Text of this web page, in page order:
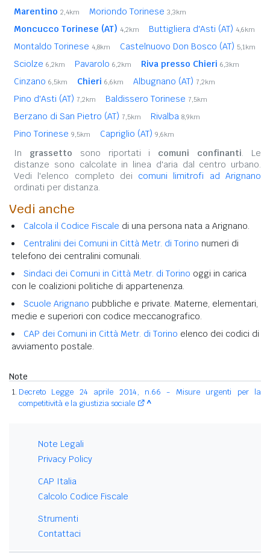
Marentino 2,4km Moriondo Torinese 3,3km
Moncucco Torinese (AT) 4,2km Buttigliera d'Asti (AT) 4,6km
Montaldo Torinese 4,8km Castelnuovo Don Bosco (AT) 5,1km
Sciolze 6,2km Pavarolo 6,2km Riva presso Chieri 6,3km
Cinzano 6,5km Chieri 6,6km Albugnano (AT) 7,2km
Pino d'Asti (AT) 7,2km Baldissero Torinese 7,5km
Berzano di San Pietro (AT) 7,5km Rivalba 8,9km
Pino Torinese 9,5km Capriglio (AT) 9,6km
In grassetto sono riportati i comuni confinanti. Le
distanze sono calcolate in linea d'aria dal centro urbano.
Vedi l'elenco completo dei comuni limitrofi ad Arignano
ordinati per distanza.
Vedi anche
Calcola il Codice Fiscale di una persona nata a Arignano.
Centralini dei Comuni in Città Metr. di Torino numeri di
telefono dei centralini comunali.
Sindaci dei Comuni in Città Metr. di Torino oggi in carica
con le coalizioni politiche di appartenenza.
Scuole Arignano pubbliche e private. Materne, elementari,
medie e superiori con codice meccanografico.
CAP dei Comuni in Città Metr. di Torino elenco dei codici di
avviamento postale.
Note
Decreto Legge 24 aprile 2014, n.66 - Misure urgenti per la
competitività e la giustizia sociale
^
Note Legali
Privacy Policy
CAP Italia
Calcolo Codice Fiscale
Strumenti
Contattaci